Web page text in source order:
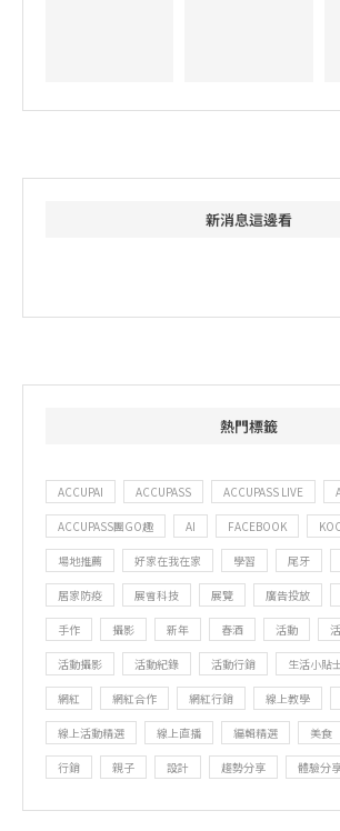
新消息這邊看
熱門標籤
ACCUPAI ACCUPASS ACCUPASS LIVE
ACCUPASS團GO趣 AI FACEBOOK KOC
場地推薦 好家在我在家 學習 尾牙
居家防疫 展會科技 展覽 廣告投放
手作 攝影 新年 春酒 活動
活動攝影 活動紀錄 活動行銷 生活小貼
網紅 網紅合作 網紅行銷 線上教學
線上活動精選 線上直播 編輯精選 美食
行銷 親子 設計 趨勢分享 體驗分